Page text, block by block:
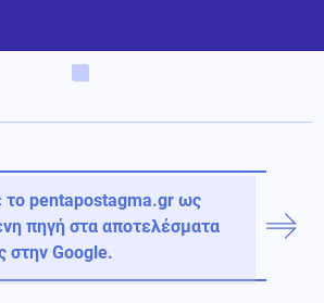
το pentapostagma.gr ως
πηγή στα αποτελέσματα
στην Google.